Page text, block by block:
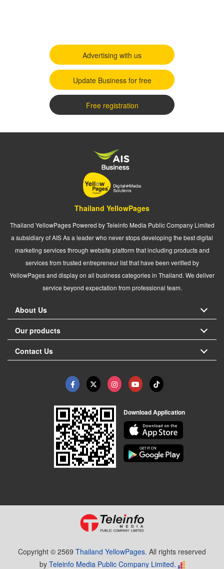
Advertising with us
Update Business for free
Free registration
Thailand YellowPages
Thailand YellowPages Powered by Teleinfo Media Public Company Limited
a subsidiary of AIS As a leader who never stops developing the best digital
marketing services through website platform that including products and
services from trusted entrepreneur list that have been verified by
YellowPages and display on all business categories in Thailand. We deliver
service beyond expectation from professional team.
About Us
Our products
Contact Us
Download Application
Copyright © 2569 Thailand YellowPages. All rights reserved
by Teleinfo Media Public Company Limited.